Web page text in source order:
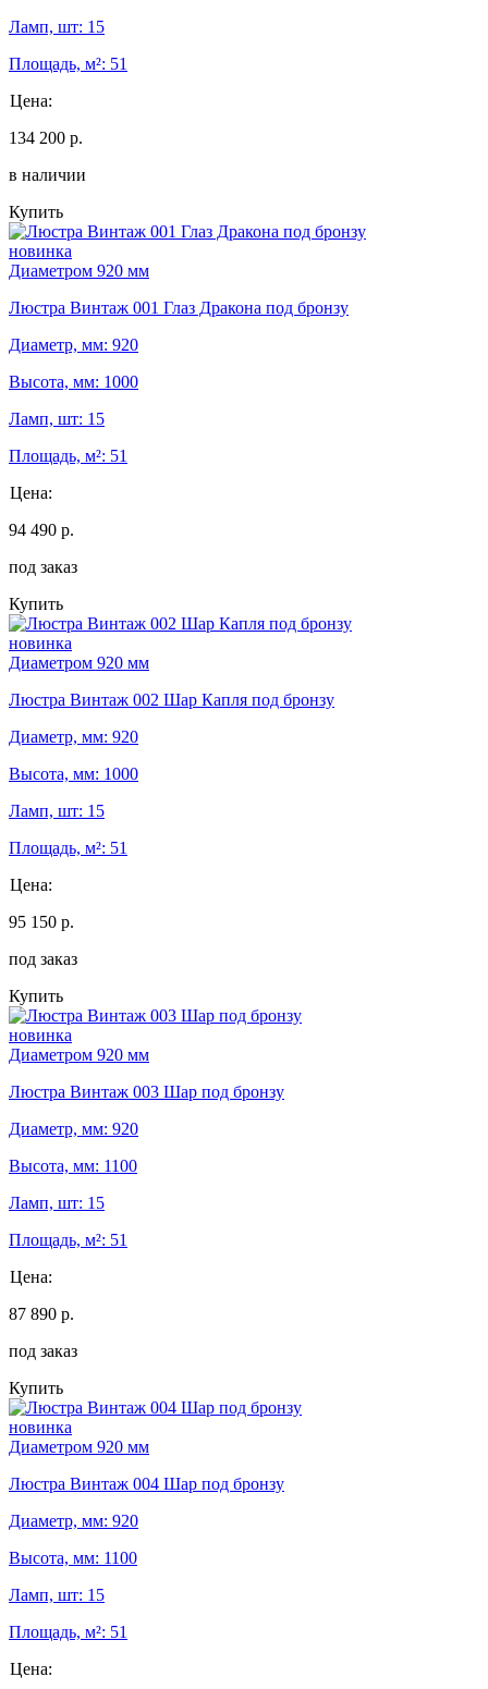
Ламп, шт: 15
Площадь, м²: 51
Цена:
134 200 р.
в наличии
Купить
новинка
Диаметром 920 мм
Люстра Винтаж 001 Глаз Дракона под бронзу
Диаметр, мм: 920
Высота, мм: 1000
Ламп, шт: 15
Площадь, м²: 51
Цена:
94 490 р.
под заказ
Купить
новинка
Диаметром 920 мм
Люстра Винтаж 002 Шар Капля под бронзу
Диаметр, мм: 920
Высота, мм: 1000
Ламп, шт: 15
Площадь, м²: 51
Цена:
95 150 р.
под заказ
Купить
новинка
Диаметром 920 мм
Люстра Винтаж 003 Шар под бронзу
Диаметр, мм: 920
Высота, мм: 1100
Ламп, шт: 15
Площадь, м²: 51
Цена:
87 890 р.
под заказ
Купить
новинка
Диаметром 920 мм
Люстра Винтаж 004 Шар под бронзу
Диаметр, мм: 920
Высота, мм: 1100
Ламп, шт: 15
Площадь, м²: 51
Цена: